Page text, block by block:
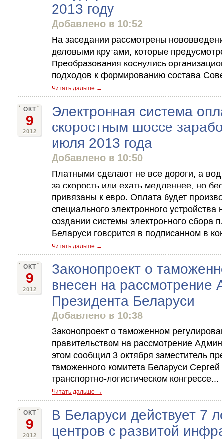
2013 году
Добавлено в 10:52
На заседании рассмотрены
деловыми кругами, которые
Преобразования коснулись
подходов к формированию состава
Читать дальше →
ОКТ
9
2012
Электронная система
скоростным шоссе
июля 2013 года
Добавлено в 10:50
Платными сделают не все дороги, а
за скорость или ехать медленнее, но
привязаны к евро. Оплата будет
специального электронного
создании системы электронного сбора
Беларуси говорится в подписанном в
Читать дальше →
ОКТ
9
2012
Законопроект о
внесен на рассмотрение
Президента Беларуси
Добавлено в 10:38
Законопроект о таможенном
правительством на рассмотрение
этом сообщил 3 октября заместитель
таможенного комитета Беларуси
транспортно-логистическом конгрессе...
Читать дальше →
ОКТ
9
2012
В Беларуси действует 7
центров с развитой